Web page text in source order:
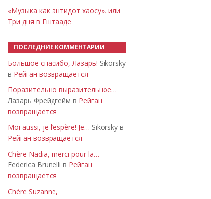
«Музыка как антидот хаосу», или
Три дня в Гштааде
ПОСЛЕДНИЕ КОММЕНТАРИИ
Большое спасибо, Лазарь! Sikorsky
в Рейган возвращается
Поразительно выразительное…
Лазарь Фрейдгейм в Рейган
возвращается
Moi aussi, je l’espère! Je… Sikorsky в
Рейган возвращается
Chère Nadia, merci pour la…
Federica Brunelli в Рейган
возвращается
Chère Suzanne,